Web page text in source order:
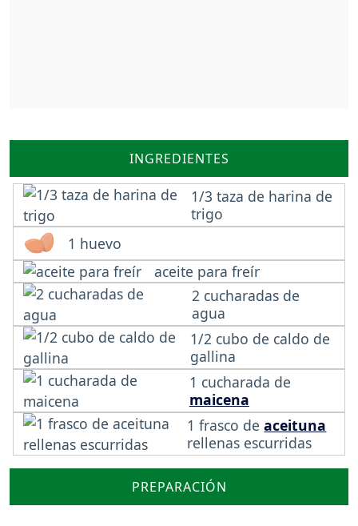
INGREDIENTES
1/3 taza de harina de
trigo
1 huevo
aceite para freír
2 cucharadas de
agua
1/2 cubo de caldo de
gallina
1 cucharada de
maicena
1 frasco deaceituna
rellenas escurridas
PREPARACIÓN